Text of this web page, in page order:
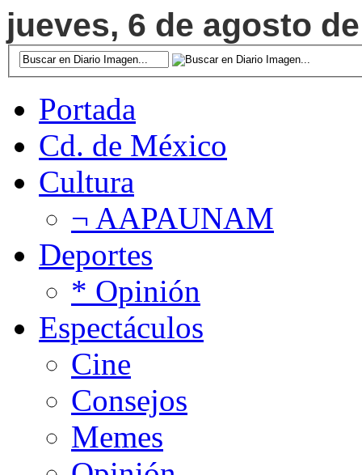
jueves, 6 de agosto
Portada
Cd. de México
Cultura
¬ AAPAUNAM
Deportes
* Opinión
Espectáculos
Cine
Consejos
Memes